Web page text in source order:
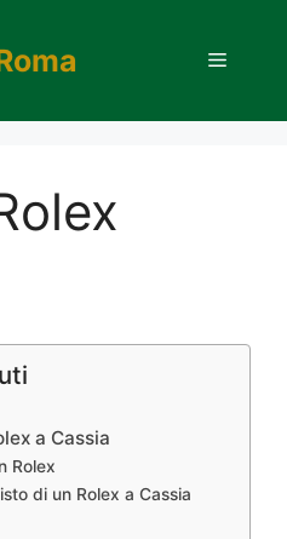
Menu
a Cassia
Rolex
di un Rolex a Cassia